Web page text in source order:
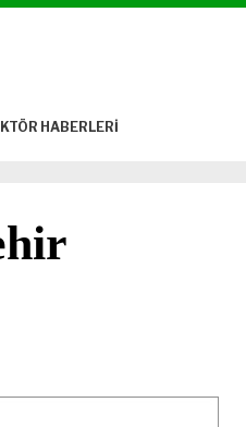
HABERLERİ